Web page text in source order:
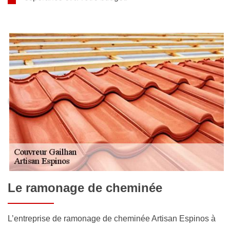
Le ramonage de cheminée
L’entreprise de ramonage de cheminée Artisan Espinos à